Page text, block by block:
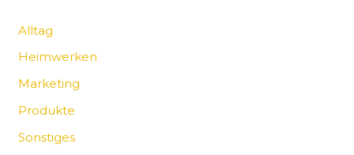
Alltag
Heimwerken
Marketing
Produkte
Sonstiges